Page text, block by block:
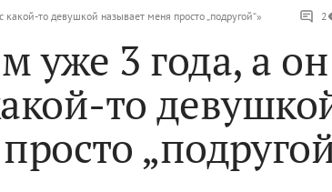
то девушкой называет меня просто „подругой“» 2
уже 3 года, а
то